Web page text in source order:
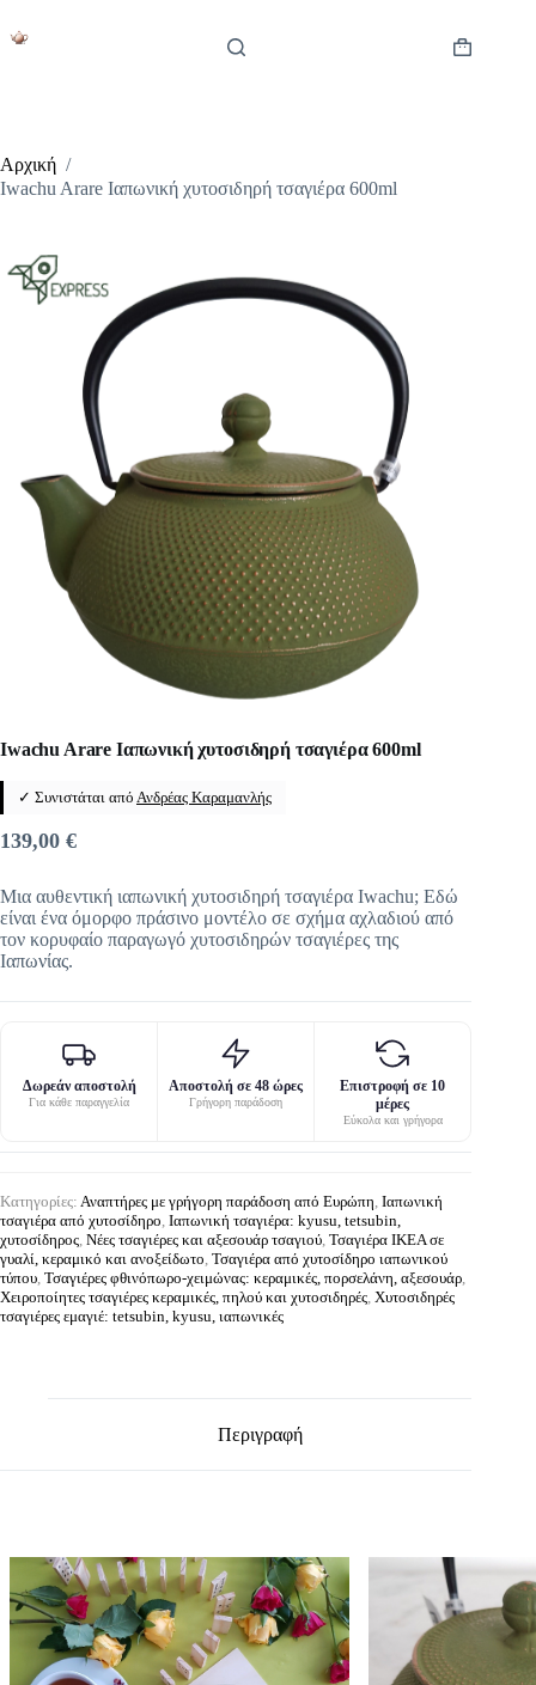
στο
Καλάθι
Αρχική /
Iwachu Arare Ιαπωνική χυτοσιδηρή τσαγιέρα 600ml
Iwachu Arare Ιαπωνική χυτοσιδηρή τσαγιέρα 600ml
✓ Συνιστάται από Ανδρέας Καραμανλής
139,00 €
Μια αυθεντική ιαπωνική χυτοσιδηρή τσαγιέρα Iwachu; Εδώ
είναι ένα όμορφο πράσινο μοντέλο σε σχήμα αχλαδιού από
τον κορυφαίο παραγωγό χυτοσιδηρών τσαγιέρες της
Ιαπωνίας.
Δωρεάν αποστολή
Για κάθε παραγγελία
Αποστολή σε 48 ώρες
Γρήγορη παράδοση
Επιστροφή σε 10
μέρες
Εύκολα και γρήγορα
Κατηγορίες: Αναπτήρες με γρήγορη παράδοση από Ευρώπη Ιαπωνική
τσαγιέρα από χυτοσίδηρο Ιαπωνική τσαγιέρα: kyusu, tetsubin,
χυτοσίδηρος Νέες τσαγιέρες και αξεσουάρ τσαγιού Τσαγιέρα IKEA σε
γυαλί, κεραμικό και ανοξείδωτο Τσαγιέρα από χυτοσίδηρο ιαπωνικού
τύπου Τσαγιέρες φθινόπωρο-χειμώνας: κεραμικές, πορσελάνη, αξεσουάρ
Χειροποίητες τσαγιέρες κεραμικές, πηλού και χυτοσιδηρές Χυτοσιδηρές
τσαγιέρες εμαγιέ: tetsubin, kyusu, ιαπωνικές
Περιγραφή